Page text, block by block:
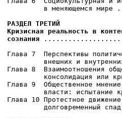
в меняющемся мире
РАЗДЕЛ ТРЕТИЙ
Кризисная реальность в
сознания
Глава 7  Перспективы
внешних и
Глава 8  Взаимоотношения
консолидация или
Глава 9  Общественное
власти: испытание
Глава 10 Протестное
долговременный